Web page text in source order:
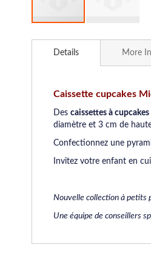
to
gallery
Details
Caissette cupcakes
Des caissettes à cupcakes
diamètre et 3 cm de
Confectionnez une
Invitez votre enfant en
Nouvelle collection à petits
Une équipe de conseillers
More